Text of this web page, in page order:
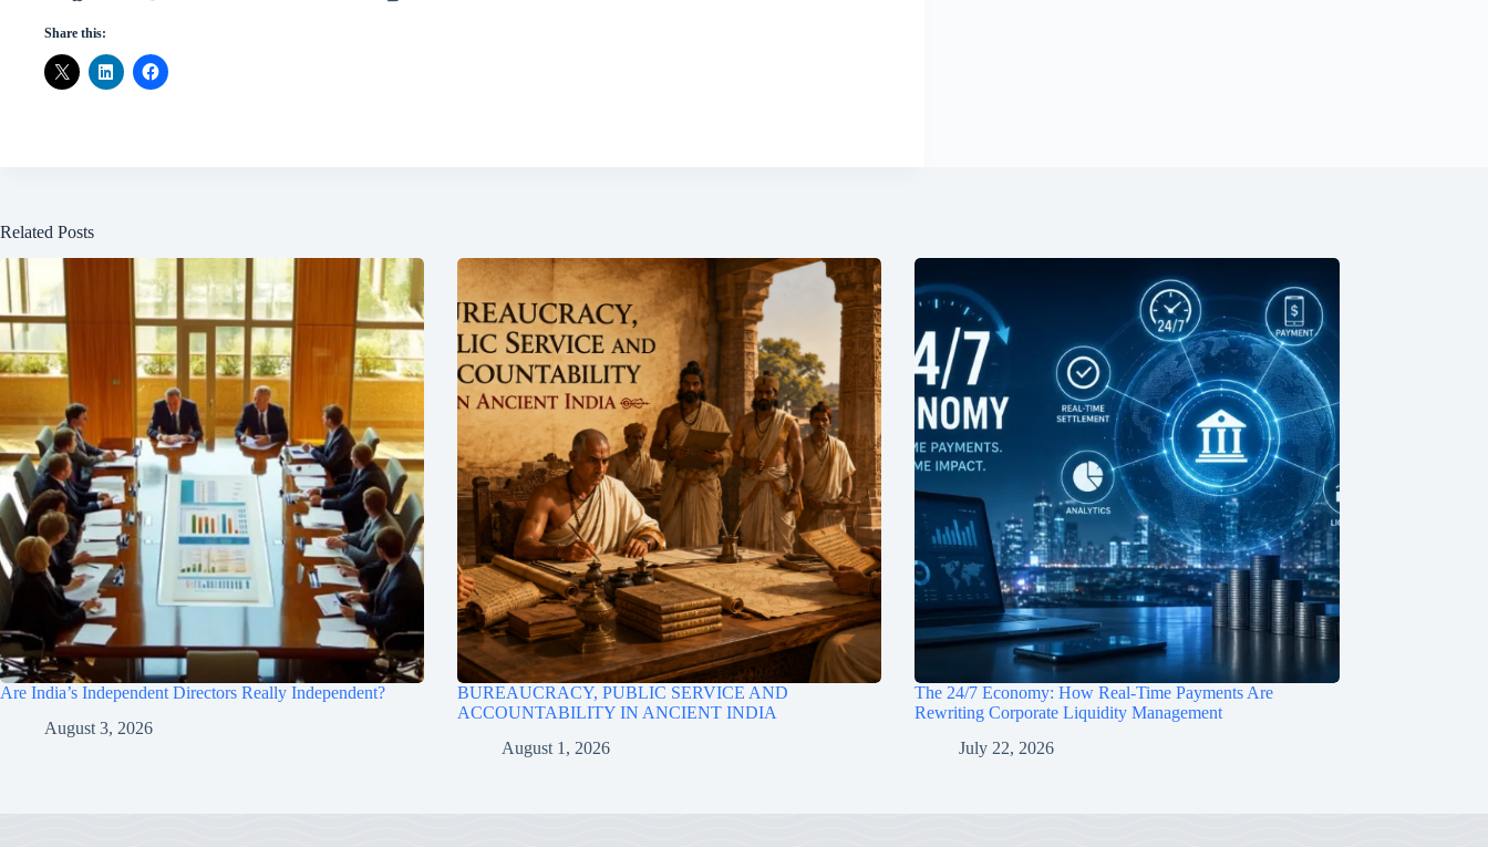
Share this:
Related Posts
Are India’s Independent Directors Really Independent?
August 3, 2026
BUREAUCRACY, PUBLIC SERVICE AND
ACCOUNTABILITY IN ANCIENT INDIA
August 1, 2026
The 24/7 Economy: How Real-Time Payments Are
Rewriting Corporate Liquidity Management
July 22, 2026